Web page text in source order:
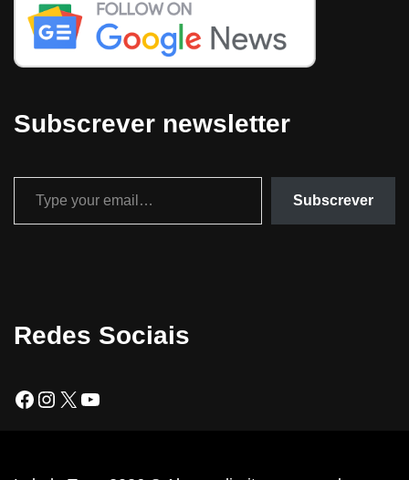
Subscrever newsletter
Subscrever
Redes Sociais